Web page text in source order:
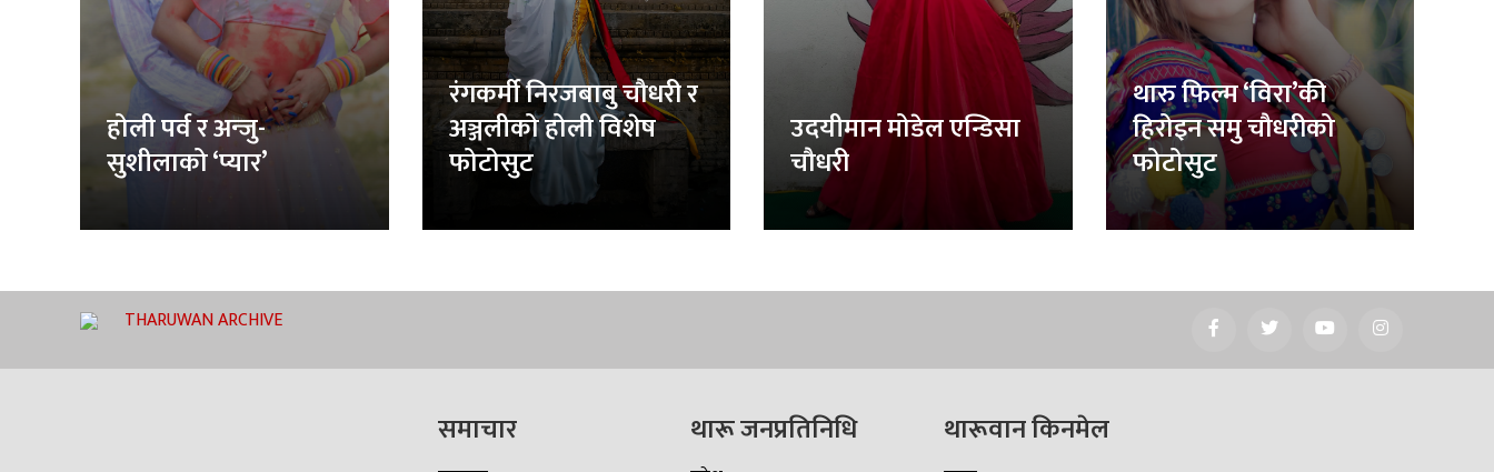
होली पर्व र अन्जु-
सुशीलाको ‘प्यार’
रंगकर्मी निरजबाबु चौधरी र
अञ्जलीको होली विशेष
फोटोसुट
उदयीमान मोडेल एन्डिसा
चौधरी
थारु फिल्म ‘विरा’की
हिरोइन समु चौधरीको
फोटोसुट
THARUWAN ARCHIVE
समाचार थारू जनप्रतिनिधि थारूवान किनमेल